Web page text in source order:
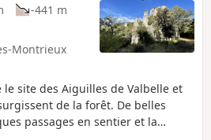
-441 m
Montrieux
site des Aiguilles de Valbelle et
de la forêt. De belles
passages en sentier et la